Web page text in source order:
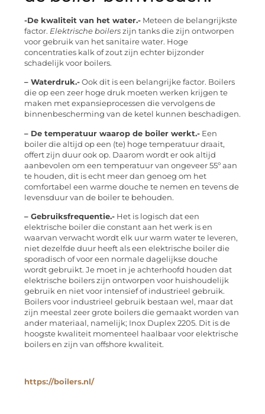
-De kwaliteit van het water.- Meteen de belangrijkste
factor. Elektrische boilers zijn tanks die zijn ontworpen
voor gebruik van het sanitaire water. Hoge
concentraties kalk of zout zijn echter bijzonder
schadelijk voor boilers.
– Waterdruk.- Ook dit is een belangrijke factor. Boilers
die op een zeer hoge druk moeten werken krijgen te
maken met expansieprocessen die vervolgens de
binnenbescherming van de ketel kunnen beschadigen.
– De temperatuur waarop de boiler werkt.- Een
boiler die altijd op een (te) hoge temperatuur draait,
offert zijn duur ook op. Daarom wordt er ook altijd
aanbevolen om een temperatuur van ongeveer 55º aan
te houden, dit is echt meer dan genoeg om het
comfortabel een warme douche te nemen en tevens de
levensduur van de boiler te behouden.
– Gebruiksfrequentie.- Het is logisch dat een
elektrische boiler die constant aan het werk is en
waarvan verwacht wordt elk uur warm water te leveren,
niet dezelfde duur heeft als een elektrische boiler die
sporadisch of voor een normale dagelijkse douche
wordt gebruikt. Je moet in je achterhoofd houden dat
elektrische boilers zijn ontworpen voor huishoudelijk
gebruik en niet voor intensief of industrieel gebruik.
Boilers voor industrieel gebruik bestaan wel, maar dat
zijn meestal zeer grote boilers die gemaakt worden van
ander materiaal, namelijk; Inox Duplex 2205. Dit is de
hoogste kwaliteit momenteel haalbaar voor elektrische
boilers en zijn van offshore kwaliteit.
https://boilers.nl/